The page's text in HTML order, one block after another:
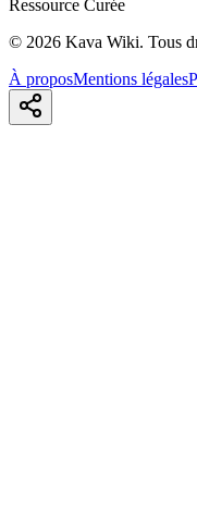
Ressource Curée
© 2026 Kava Wiki. Tous
À proposMentions légales